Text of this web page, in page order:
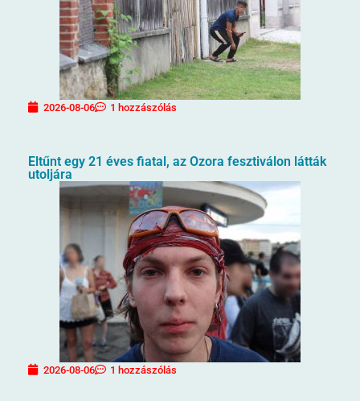
2026-08-06 1 hozzászólás
Eltűnt egy 21 éves fiatal, az Ozora fesztiválon látták
utoljára
2026-08-06 1 hozzászólás